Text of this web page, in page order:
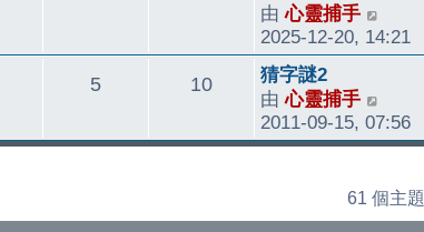
表
由心靈捕手
視
最
發
表
2025-12-20, 14:21
5主
10文
最
後
發
表
猜字謎2
由心靈捕手
視
最
發
表
2011-09-15, 07:56
61 個主題